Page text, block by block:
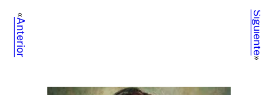
«
Anterior Siguiente
»